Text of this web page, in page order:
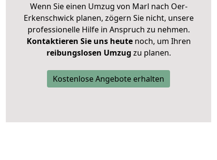
Wenn Sie einen Umzug von Marl nach Oer-
Erkenschwick planen, zögern Sie nicht, unsere
professionelle Hilfe in Anspruch zu nehmen.
Kontaktieren Sie uns heutenoch, um Ihren
reibungslosen Umzug zu planen.
Kostenlose Angebote erhalten